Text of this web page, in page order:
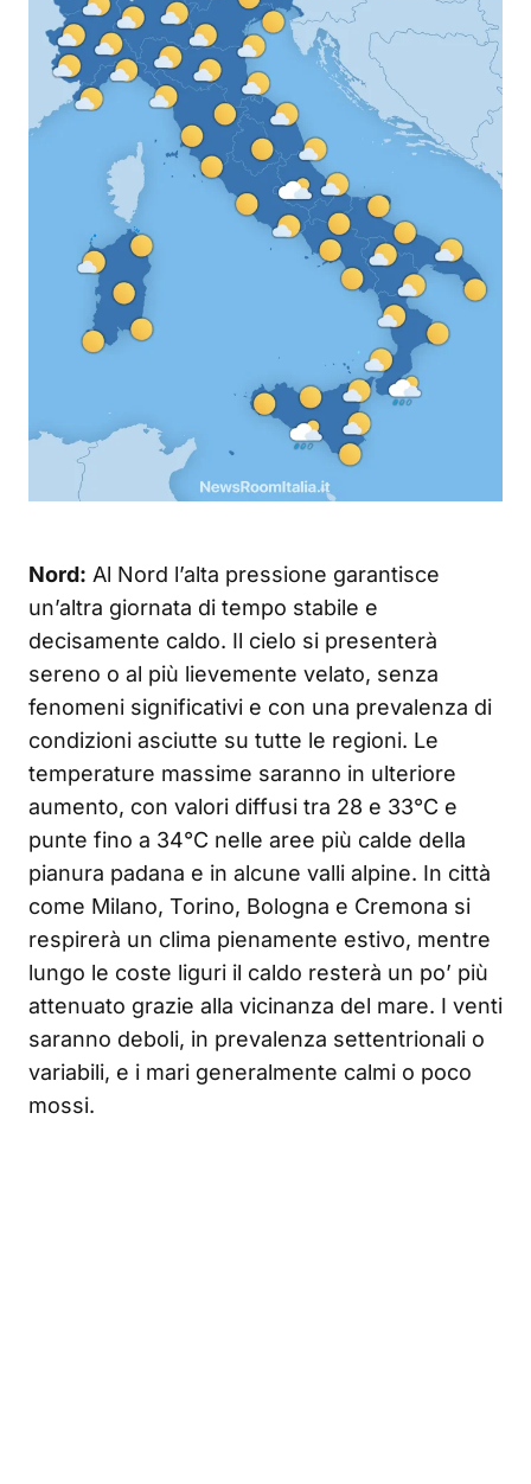
Nord: Al Nord l’alta pressione garantisce
un’altra giornata di tempo stabile e
decisamente caldo. Il cielo si presenterà
sereno o al più lievemente velato, senza
fenomeni significativi e con una prevalenza di
condizioni asciutte su tutte le regioni. Le
temperature massime saranno in ulteriore
aumento, con valori diffusi tra 28 e 33°C e
punte fino a 34°C nelle aree più calde della
pianura padana e in alcune valli alpine. In città
come Milano, Torino, Bologna e Cremona si
respirerà un clima pienamente estivo, mentre
lungo le coste liguri il caldo resterà un po’ più
attenuato grazie alla vicinanza del mare. I venti
saranno deboli, in prevalenza settentrionali o
variabili, e i mari generalmente calmi o poco
mossi.